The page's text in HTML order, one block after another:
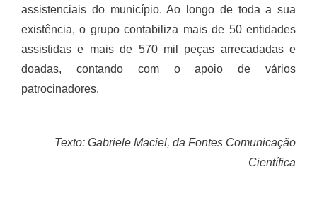
assistenciais do município. Ao longo de toda a sua
existência, o grupo contabiliza mais de 50 entidades
assistidas e mais de 570 mil peças arrecadadas e
doadas, contando com o apoio de vários
patrocinadores.
Texto: Gabriele Maciel, da Fontes Comunicação
Científica